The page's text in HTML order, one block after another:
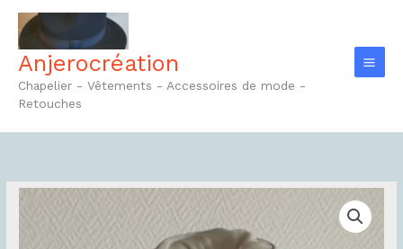
Aller
contenuAnjerocréation
Chapelier - Vêtements - Accessoires de mode -
Retouches
quantité